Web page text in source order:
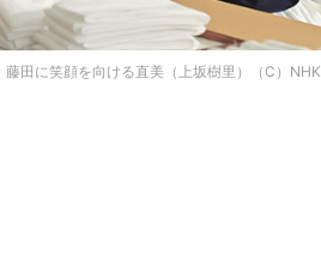
藤田に笑顔を向ける直美（上坂樹里）（C）NHK